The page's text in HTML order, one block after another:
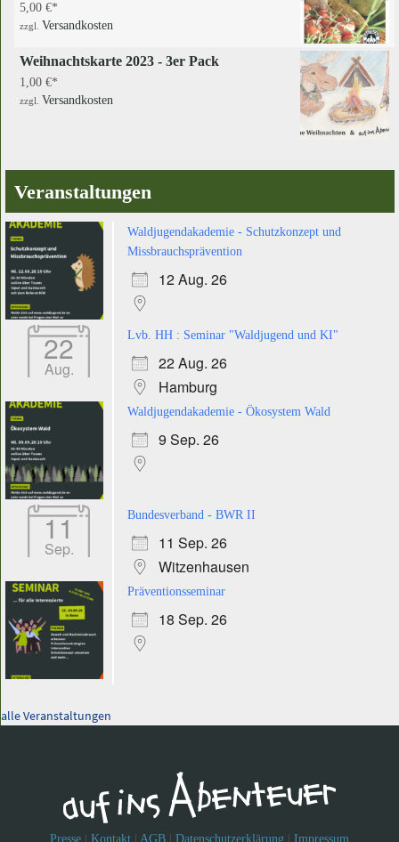
5,00 €
zzgl. Versandkosten
Weihnachtskarte 2023 - 3er Pack
1,00 €
zzgl. Versandkosten
Veranstaltungen
Waldjugendakademie - Schutzkonzept und
Missbrauchsprävention
12 Aug. 26
22
Aug.
Lvb. HH : Seminar "Waldjugend und KI"
22 Aug. 26
Hamburg
Waldjugendakademie - Ökosystem Wald
9 Sep. 26
11
Sep.
Bundesverband - BWR II
11 Sep. 26
Witzenhausen
Präventionsseminar
18 Sep. 26
alle Veranstaltungen
Presse Kontakt AGB Datenschutzerklärung Impressum